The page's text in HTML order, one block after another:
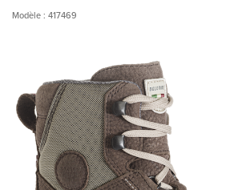
Modèle : 417469